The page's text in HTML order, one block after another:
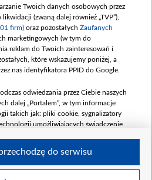
862 000,00 PLN
GRUDZIEŃ 2025
60,548 mln)
000 000,00 PLN
LUTY 2026 (wpłata
7 maja 180 mln, 8
000 000,00 PLN
Twoich danych osobowych przez
(zwaną dalej również „TVP”),
firm) oraz pozostałych Zaufanych
marketingowych (w tym do
reklam do Twoich zainteresowań i
które wskazujemy poniżej, a
nas identyfikatora PPID do Google.
odwiedzania przez Ciebie naszych
dalej „Portalem”, w tym informacje
takich jak: pliki cookie, sygnalizatory
umożliwiających świadczenie
odwiedzania przez Ciebie
do serwisu